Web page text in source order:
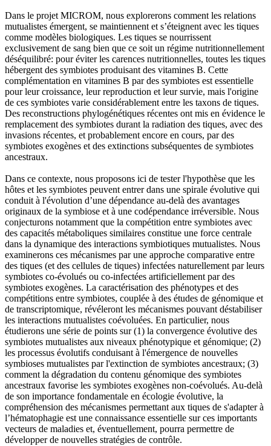
Dans le projet MICROM, nous explorerons comment les relations
mutualistes émergent, se maintiennent et s’éteignent avec les tiques
comme modèles biologiques. Les tiques se nourrissent
exclusivement de sang bien que ce soit un régime nutritionnellement
déséquilibré: pour éviter les carences nutritionnelles, toutes les tiques
hébergent des symbiotes produisant des vitamines B. Cette
complémentation en vitamines B par des symbiotes est essentielle
pour leur croissance, leur reproduction et leur survie, mais l'origine
de ces symbiotes varie considérablement entre les taxons de tiques.
Des reconstructions phylogénétiques récentes ont mis en évidence le
remplacement des symbiotes durant la radiation des tiques, avec des
invasions récentes, et probablement encore en cours, par des
symbiotes exogènes et des extinctions subséquentes de symbiotes
ancestraux.
Dans ce contexte, nous proposons ici de tester l'hypothèse que les
hôtes et les symbiotes peuvent entrer dans une spirale évolutive qui
conduit à l'évolution d’une dépendance au-delà des avantages
originaux de la symbiose et à une codépendance irréversible. Nous
conjecturons notamment que la compétition entre symbiotes avec
des capacités métaboliques similaires constitue une force centrale
dans la dynamique des interactions symbiotiques mutualistes. Nous
examinerons ces mécanismes par une approche comparative entre
des tiques (et des cellules de tiques) infectées naturellement par leurs
symbiotes co-évolués ou co-infectées artificiellement par des
symbiotes exogènes. La caractérisation des phénotypes et des
compétitions entre symbiotes, couplée à des études de génomique et
de transcriptomique, révéleront les mécanismes pouvant déstabiliser
les interactions mutualistes coévoluées. En particulier, nous
étudierons une série de points sur (1) la convergence évolutive des
symbiotes mutualistes aux niveaux phénotypique et génomique; (2)
les processus évolutifs conduisant à l'émergence de nouvelles
symbioses mutualistes par l'extinction de symbiotes ancestraux; (3)
comment la dégradation du contenu génomique des symbiotes
ancestraux favorise les symbiotes exogènes non-coévolués. Au-delà
de son importance fondamentale en écologie évolutive, la
compréhension des mécanismes permettant aux tiques de s'adapter à
l’hématophagie est une connaissance essentielle sur ces importants
vecteurs de maladies et, éventuellement, pourra permettre de
développer de nouvelles stratégies de contrôle.